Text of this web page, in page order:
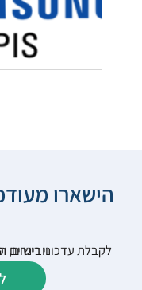
הישארו
לקבלת עדכוני רישום,